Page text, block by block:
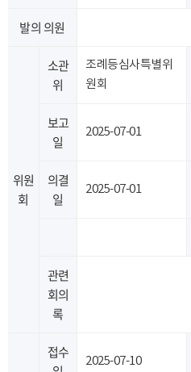
발의 의원
위원
회
소관
위
조례등심사특별위
원회
보고
일
2025-07-01
의결
일
2025-07-01
관련
회의
록
접수
2025-07-10